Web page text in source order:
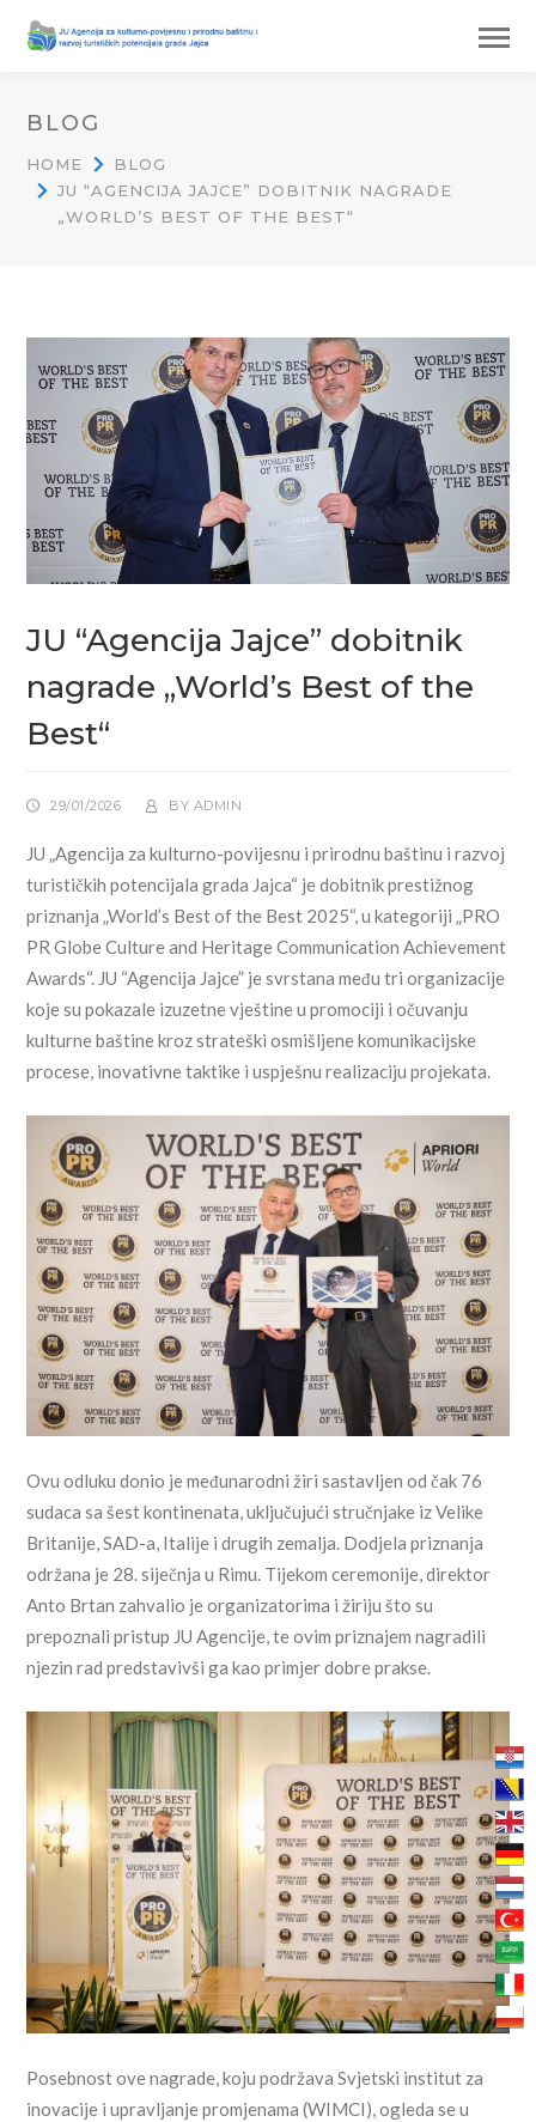
BLOG
HOME
BLOG
JU “AGENCIJA JAJCE” DOBITNIK NAGRADE
„WORLD’S BEST OF THE BEST“
JU “Agencija Jajce” dobitnik
nagrade „World’s Best of the
Best“
29/01/2026 BY ADMIN
JU „Agencija za kulturno-povijesnu i prirodnu baštinu i razvoj
turističkih potencijala grada Jajca“ je dobitnik prestižnog
priznanja „World’s Best of the Best 2025“, u kategoriji „PRO
PR Globe Culture and Heritage Communication Achievement
Awards“. JU “Agencija Jajce” je svrstana među tri organizacije
koje su pokazale izuzetne vještine u promociji i očuvanju
kulturne baštine kroz strateški osmišljene komunikacijske
procese, inovativne taktike i uspješnu realizaciju projekata.
Ovu odluku donio je međunarodni žiri sastavljen od čak 76
sudaca sa šest kontinenata, uključujući stručnjake iz Velike
Britanije, SAD-a, Italije i drugih zemalja. Dodjela priznanja
održana je 28. siječnja u Rimu. Tijekom ceremonije, direktor
Anto Brtan zahvalio je organizatorima i žiriju što su
prepoznali pristup JU Agencije, te ovim priznajem nagradili
njezin rad predstavivši ga kao primjer dobre prakse.
Posebnost ove nagrade, koju podržava Svjetski institut za
inovacije i upravljanje promjenama (WIMCI), ogleda se u